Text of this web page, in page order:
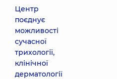
Центр
поєднує
можливості
сучасної
трихології,
клінічної
дерматології